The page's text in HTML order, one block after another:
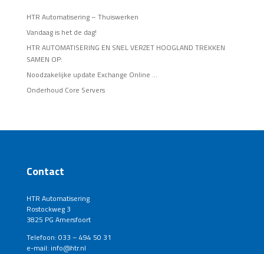
HTR Automatisering – Thuiswerken
Vandaag is het de dag!
HTR AUTOMATISERING EN SNEL VERZET HOOGLAND TREKKEN
SAMEN OP:
Noodzakelijke update Exchange Online …
Onderhoud Core Servers
Contact
HTR Automatisering
Rostockweg 3
3825 PG Amersfoort
Telefoon: 033 – 494 50 31
e-mail: info@htr.nl